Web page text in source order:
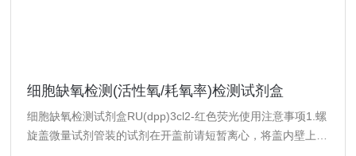
细胞缺氧检测(活性氧/耗氧率)检测试剂盒
细胞缺氧检测试剂盒RU(dpp)3cl2-红色荧光使用注意事项1.螺
旋盖微量试剂管装的试剂在开盖前请短暂离心，将盖内壁上的